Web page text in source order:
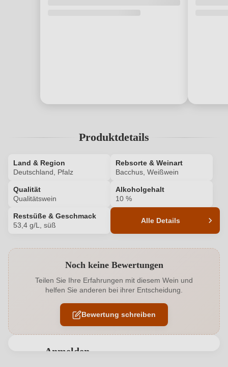
Produktdetails
Land & Region
Deutschland, Pfalz
Rebsorte & Weinart
Bacchus, Weißwein
Qualität
Qualitätswein
Alkoholgehalt
10 %
Restsüße & Geschmack
53,4 g/L, süß
Alle Details
Alkoholgehalt in % 10 %
Allergene Enthält Sulfite
Ausbau Edelstahltank
Noch keine Bewertungen
Teilen Sie Ihre Erfahrungen mit diesem Wein und
helfen Sie anderen bei ihrer Entscheidung.
Bewertung schreiben
Anmelden